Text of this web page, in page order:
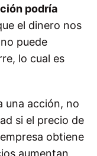
podría
el dinero nos
puede
lo cual es
una acción, no
si el precio de
obtiene
aumentan,